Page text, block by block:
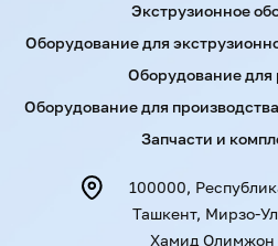
Экструзионное
Оборудование для
Оборудование для
Оборудование для
Запчасти и
100000,
Ташкент, Мирзо-
Хамид Олимжон